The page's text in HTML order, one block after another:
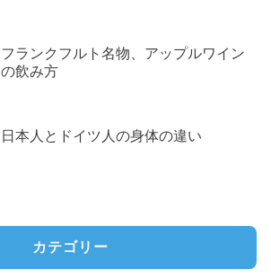
フランクフルト名物、アップルワイン
の飲み方
日本人とドイツ人の身体の違い
カテゴリー